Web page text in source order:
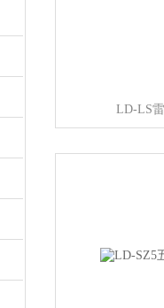
LD-LS